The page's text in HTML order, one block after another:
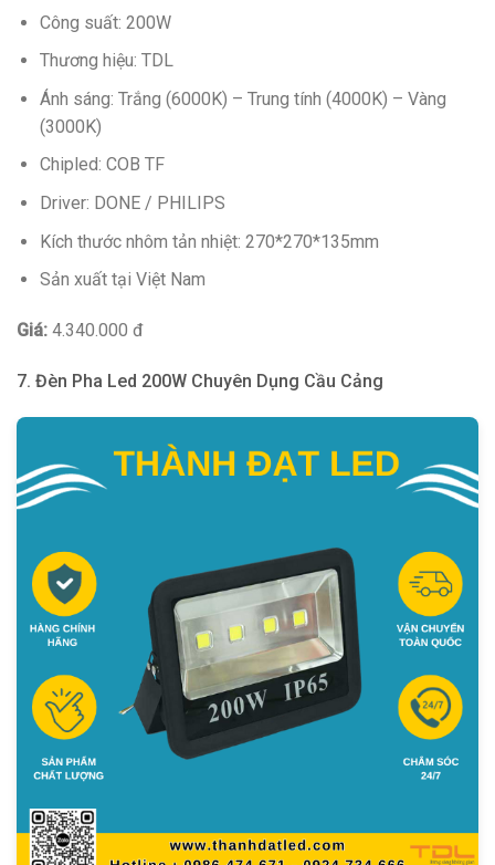
Công suất: 200W
Thương hiệu: TDL
Ánh sáng: Trắng (6000K) – Trung tính (4000K) – Vàng
(3000K)
Chipled: COB TF
Driver: DONE / PHILIPS
Kích thước nhôm tản nhiệt: 270*270*135mm
Sản xuất tại Việt Nam
Giá: 4.340.000 đ
7. Đèn Pha Led 200W Chuyên Dụng Cầu Cảng